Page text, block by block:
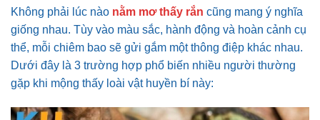
Không phải lúc nào nằm mơ thấy rắn cũng mang ý nghĩa
giống nhau. Tùy vào màu sắc, hành động và hoàn cảnh cụ
thể, mỗi chiêm bao sẽ gửi gắm một thông điệp khác nhau.
Dưới đây là 3 trường hợp phổ biến nhiều người thường
gặp khi mộng thấy loài vật huyền bí này: